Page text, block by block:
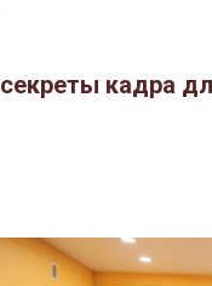
кадра